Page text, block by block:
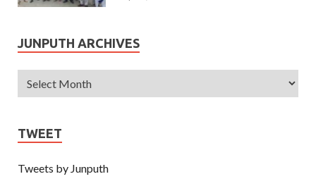
JUNPUTH ARCHIVES
TWEET
Tweets by Junputh